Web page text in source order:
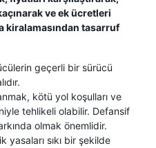
ve ek ücretleri
kiralamasından tasarruf
geçerli bir sürücü
kötü yol koşulları ve
tehlikeli olabilir. Defansif
olmak önemlidir.
yasaları sıkı bir şekilde